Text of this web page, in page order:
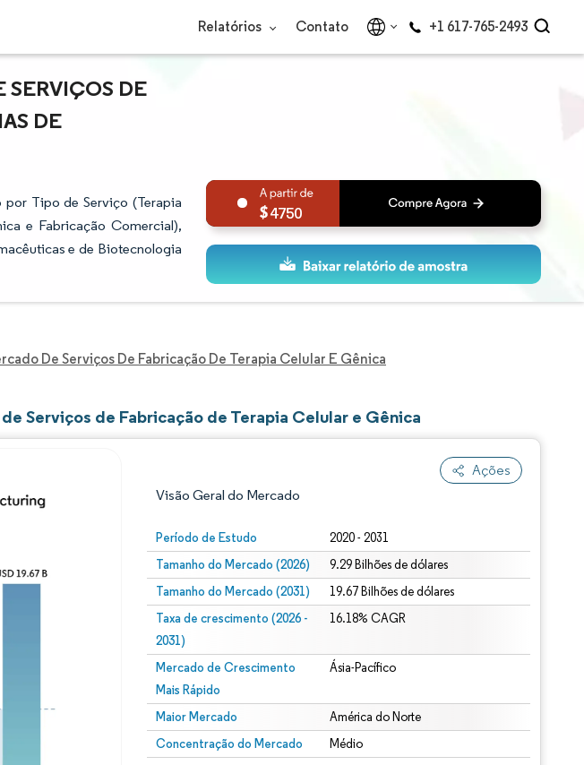
Relatórios Contato +1 617-765-2493
SERVIÇOS DE
DE
por Tipo de Serviço (Terapia
e Fabricação Comercial),
e de Biotecnologia
4750
De Serviços De Fabricação De Terapia Celular E Gênica
Serviços de Fabricação de Terapia Celular e Gênica
Ações
Visão Geral do Mercado
Período de Estudo 2020 - 2031
Tamanho do Mercado (2026) 9.29 Bilhões de dólares
Tamanho do Mercado (2031) 19.67 Bilhões de dólares
Taxa de crescimento (2026 -
2031)
16.18% CAGR
Mercado de Crescimento
Mais Rápido
Ásia-Pacífico
Maior Mercado América do Norte
Concentração do Mercado Médio
Intelligence. O reuso requer atribuição conforme CC BY 4.0.